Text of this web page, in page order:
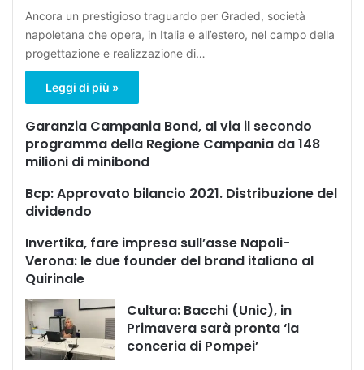
Ancora un prestigioso traguardo per Graded, società
napoletana che opera, in Italia e all’estero, nel campo della
progettazione e realizzazione di…
Leggi di più »
Garanzia Campania Bond, al via il secondo
programma della Regione Campania da 148
milioni di minibond
Bcp: Approvato bilancio 2021. Distribuzione del
dividendo
Invertika, fare impresa sull’asse Napoli-
Verona: le due founder del brand italiano al
Quirinale
Cultura: Bacchi (Unic), in
Primavera sarà pronta ‘la
conceria di Pompei’